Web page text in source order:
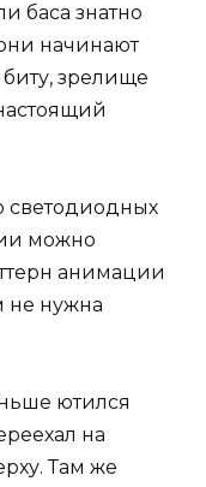
баса знатно
начинают
биту, зрелище
светодиодных
можно
анимации
не нужна
ютился
на
Там же